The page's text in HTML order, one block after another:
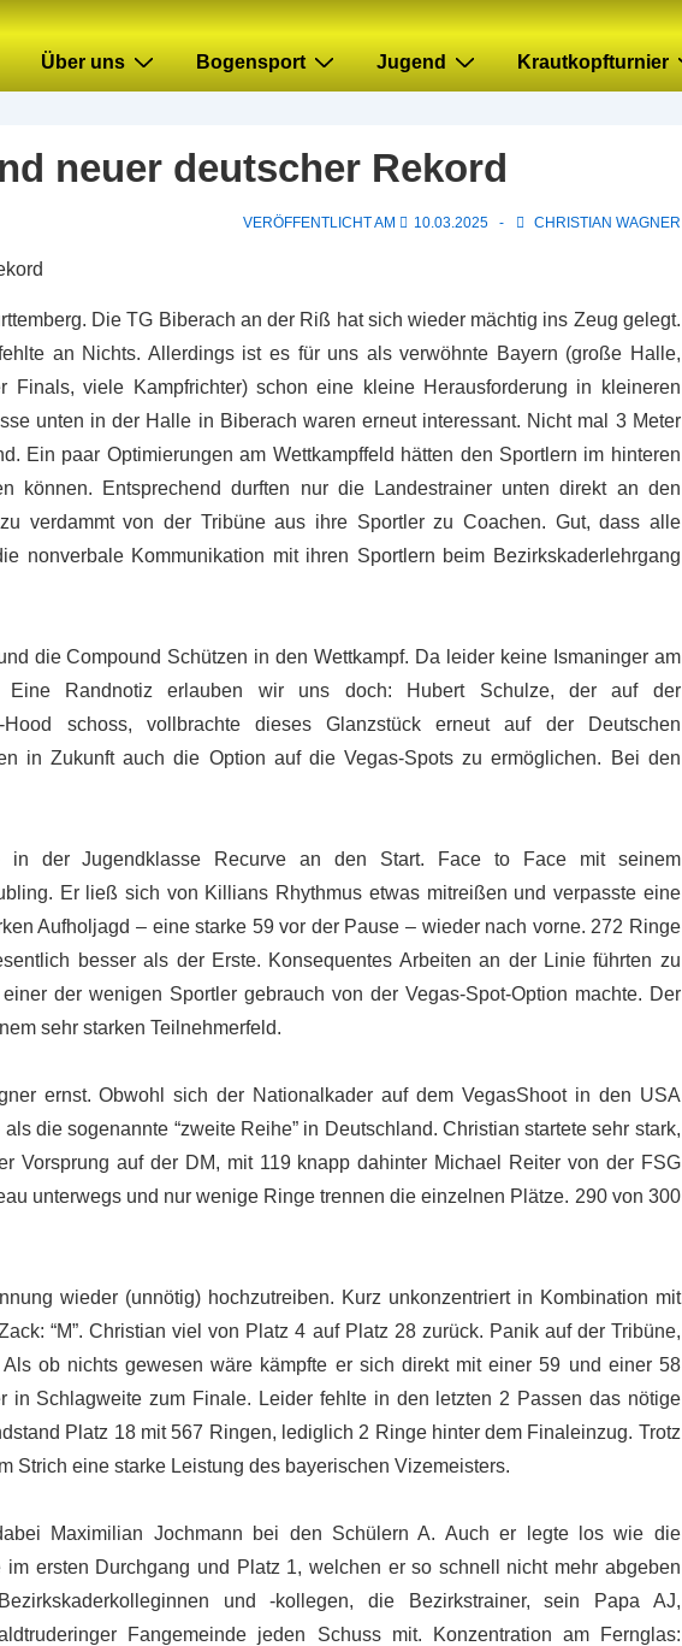
Über uns Bogensport Jugend Krautkopfturnier
neuer deutscher Rekord
VERÖFFENTLICHT AM 10.03.2025 CHRISTIAN WAGNER
Die TG Biberach an der Riß hat sich wieder mächtig ins Zeug gelegt.
an Nichts. Allerdings ist es für uns als verwöhnte Bayern (große Halle,
Finals, viele Kampfrichter) schon eine kleine Herausforderung in kleineren
unten in der Halle in Biberach waren erneut interessant. Nicht mal 3 Meter
Ein paar Optimierungen am Wettkampffeld hätten den Sportlern im hinteren
können. Entsprechend durften nur die Landestrainer unten direkt an den
verdammt von der Tribüne aus ihre Sportler zu Coachen. Gut, dass alle
nonverbale Kommunikation mit ihren Sportlern beim Bezirkskaderlehrgang
die Compound Schützen in den Wettkampf. Da leider keine Ismaninger am
Randnotiz erlauben wir uns doch: Hubert Schulze, der auf der
Hood schoss, vollbrachte dieses Glanzstück erneut auf der Deutschen
in Zukunft auch die Option auf die Vegas-Spots zu ermöglichen. Bei den
in der Jugendklasse Recurve an den Start. Face to Face mit seinem
Er ließ sich von Killians Rhythmus etwas mitreißen und verpasste eine
Aufholjagd – eine starke 59 vor der Pause – wieder nach vorne. 272 Ringe
besser als der Erste. Konsequentes Arbeiten an der Linie führten zu
der wenigen Sportler gebrauch von der Vegas-Spot-Option machte. Der
sehr starken Teilnehmerfeld.
ernst. Obwohl sich der Nationalkader auf dem VegasShoot in den USA
die sogenannte “zweite Reihe” in Deutschland. Christian startete sehr stark,
Vorsprung auf der DM, mit 119 knapp dahinter Michael Reiter von der FSG
unterwegs und nur wenige Ringe trennen die einzelnen Plätze. 290 von 300
wieder (unnötig) hochzutreiben. Kurz unkonzentriert in Kombination mit
“M”. Christian viel von Platz 4 auf Platz 28 zurück. Panik auf der Tribüne,
ob nichts gewesen wäre kämpfte er sich direkt mit einer 59 und einer 58
Schlagweite zum Finale. Leider fehlte in den letzten 2 Passen das nötige
Platz 18 mit 567 Ringen, lediglich 2 Ringe hinter dem Finaleinzug. Trotz
Strich eine starke Leistung des bayerischen Vizemeisters.
Maximilian Jochmann bei den Schülern A. Auch er legte los wie die
ersten Durchgang und Platz 1, welchen er so schnell nicht mehr abgeben
und -kollegen, die Bezirkstrainer, sein Papa AJ,
Fangemeinde jeden Schuss mit. Konzentration am Fernglas: